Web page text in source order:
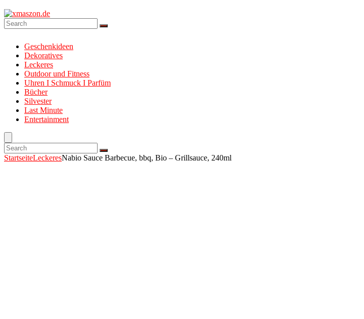
Geschenkideen
Dekoratives
Leckeres
Outdoor und Fitness
Uhren I Schmuck I Parfüm
Bücher
Silvester
Last Minute
Entertainment
StartseiteLeckeresNabio Sauce Barbecue, bbq, Bio – Grillsauce, 240ml